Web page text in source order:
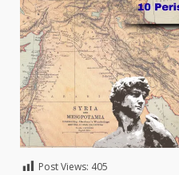
Post Views: 405